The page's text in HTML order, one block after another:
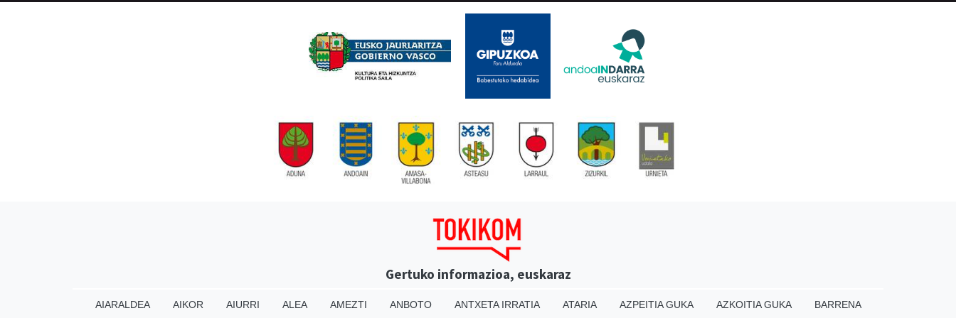
Gertuko informazioa, euskaraz
AIARALDEA AIKOR AIURRI ALEA AMEZTI ANBOTO ANTXETA IRRATIA ATARIA AZPEITIA GUKA AZKOITIA GUKA BARRENA